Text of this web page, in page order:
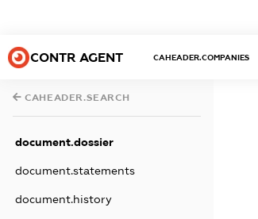
CONTR AGENT CAHEADER.COMPANIES
CAHEADER.SEARCH
document.dossier
document.statements
document.history